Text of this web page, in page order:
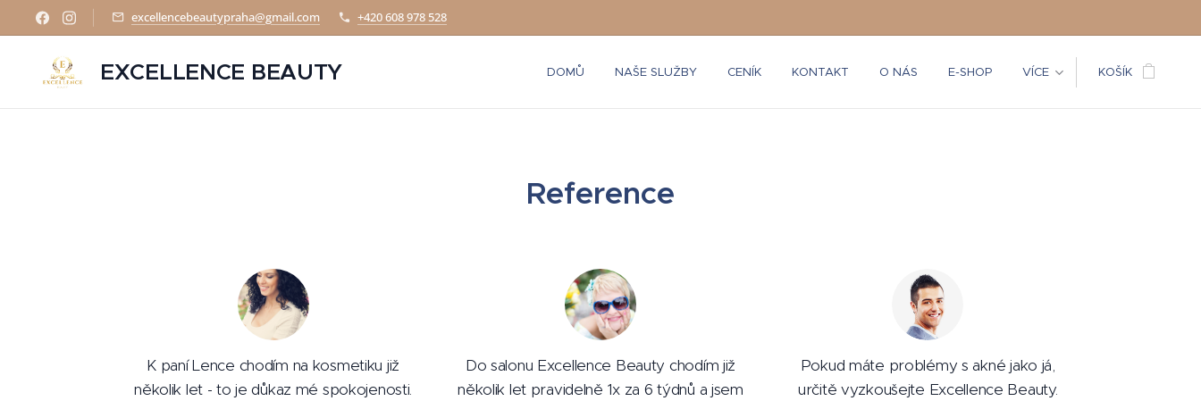
excellencebeautypraha@gmail.com +420 608 978 528
EXCELLENCE BEAUTY DOMŮ NAŠE SLUŽBY CENÍK KONTAKT O NÁS E-SHOP VÍCE KOŠÍK
Reference
K paní Lence chodím na kosmetiku již
několik let - to je důkaz mé spokojenosti.
Do salonu Excellence Beauty chodím již
několik let pravidelně 1x za 6 týdnů a jsem
Pokud máte problémy s akné jako já,
určitě vyzkoušejte Excellence Beauty.